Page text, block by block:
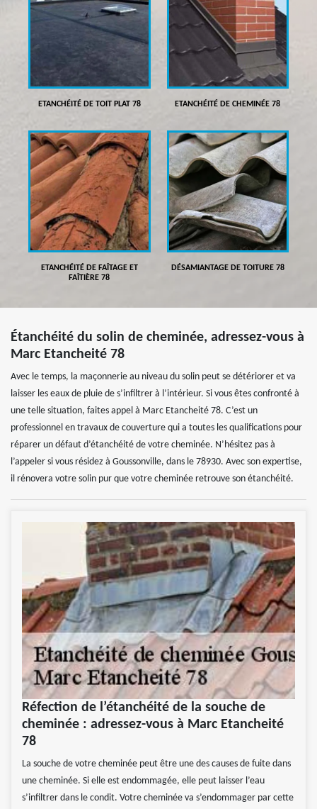
ETANCHÉITÉ DE TOIT PLAT 78 ETANCHÉITÉ DE CHEMINÉE 78
ETANCHÉITÉ DE FAÎTAGE ET
FAÎTIÈRE 78
DÉSAMIANTAGE DE TOITURE 78
Étanchéité du solin de cheminée, adressez-vous à
Marc Etancheité 78
Avec le temps, la maçonnerie au niveau du solin peut se détériorer et va
laisser les eaux de pluie de s’infiltrer à l’intérieur. Si vous êtes confronté à
une telle situation, faites appel à Marc Etancheité 78. C’est un
professionnel en travaux de couverture qui a toutes les qualifications pour
réparer un défaut d’étanchéité de votre cheminée. N’hésitez pas à
l’appeler si vous résidez à Goussonville, dans le 78930. Avec son expertise,
il rénovera votre solin pur que votre cheminée retrouve son étanchéité.
Réfection de l’étanchéité de la souche de
cheminée : adressez-vous à Marc Etancheité
78
La souche de votre cheminée peut être une des causes de fuite dans
une cheminée. Si elle est endommagée, elle peut laisser l’eau
s’infiltrer dans le condit. Votre cheminée va s’endommager par cette